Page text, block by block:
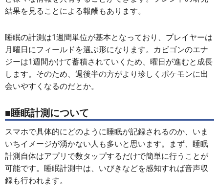
結果を見ることによる報酬もあります。
睡眠の計測は1週間単位が基本となっており、プレイヤーは
月曜日にフィールドを選ぶ形になります。カビゴンのエナ
ジーは1週間かけて蓄積されていくため、曜日が進むと成長
します。そのため、週後半の方がより珍しくポケモンに出
会いやすくなるのだとか。
■睡眠計測について
スマホで具体的にどのように睡眠が記録されるのか、いま
いちイメージが湧かない人も多いと思います。まず、睡眠
計測自体はアプリで数タップするだけで簡単に行うことが
可能です。睡眠計測中は、いびきなどを感知すれば音声収
録も行われます。